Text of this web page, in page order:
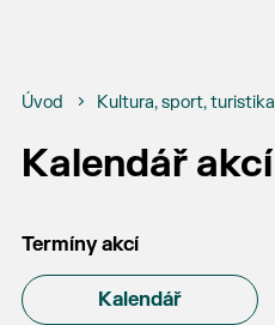
Úvod Kultura, sport, turistika
Kalendář akcí
Termíny akcí
Kalendář